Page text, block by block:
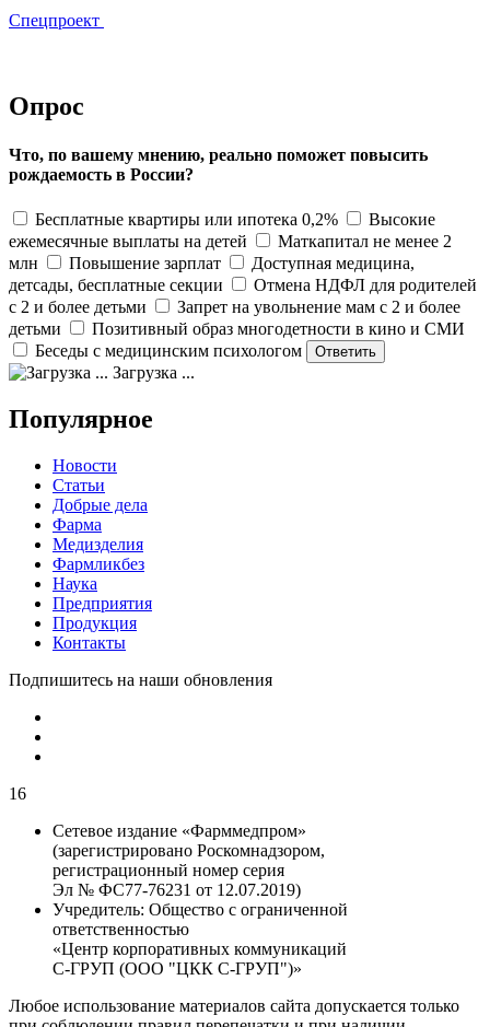
Спецпроект
Опрос
Что, по вашему мнению, реально поможет повысить
рождаемость в России?
Бесплатные квартиры или ипотека 0,2%
Высокие
ежемесячные выплаты на детей
Маткапитал не менее 2
млн
Повышение зарплат
Доступная медицина,
детсады, бесплатные секции
Отмена НДФЛ для родителей
с 2 и более детьми
Запрет на увольнение мам с 2 и более
детьми
Позитивный образ многодетности в кино и СМИ
Беседы с медицинским психологом
Загрузка ...
Популярное
Новости
Статьи
Добрые дела
Фарма
Медизделия
Фармликбез
Наука
Предприятия
Продукция
Контакты
Подпишитесь на наши обновления
16
Сетевое издание «Фарммедпром»
(зарегистрировано Роскомнадзором,
регистрационный номер серия
Эл № ФС77-76231 от 12.07.2019)
Учредитель: Общество с ограниченной
ответственностью
«Центр корпоративных коммуникаций
С-ГРУП (ООО "ЦКК С-ГРУП")»
Любое использование материалов сайта допускается только